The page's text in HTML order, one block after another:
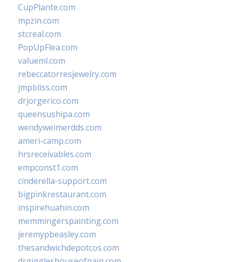
CupPlante.com
mpzin.com
stcreal.com
PopUpFlea.com
valueml.com
rebeccatorresjewelry.com
jmpbliss.com
drjorgerico.com
queensushipa.com
wendyweimerdds.com
ameri-camp.com
hrsreceivables.com
empconst1.com
cinderella-support.com
bigpinkrestaurant.com
inspirehuahin.com
memmingerspainting.com
jeremypbeasley.com
thesandwichdepotcos.com